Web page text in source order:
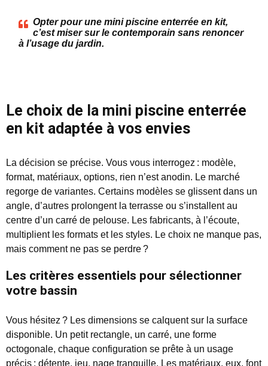
Opter pour une mini piscine enterrée en kit,
c’est miser sur le contemporain sans renoncer
à l’usage du jardin.
Le choix de la mini piscine enterrée
en kit adaptée à vos envies
La décision se précise. Vous vous interrogez : modèle,
format, matériaux, options, rien n’est anodin. Le marché
regorge de variantes. Certains modèles se glissent dans un
angle, d’autres prolongent la terrasse ou s’installent au
centre d’un carré de pelouse. Les fabricants, à l’écoute,
multiplient les formats et les styles. Le choix ne manque pas,
mais comment ne pas se perdre ?
Les critères essentiels pour sélectionner
votre bassin
Vous hésitez ? Les dimensions se calquent sur la surface
disponible. Un petit rectangle, un carré, une forme
octogonale, chaque configuration se prête à un usage
précis : détente, jeu, nage tranquille. Les matériaux, eux, font